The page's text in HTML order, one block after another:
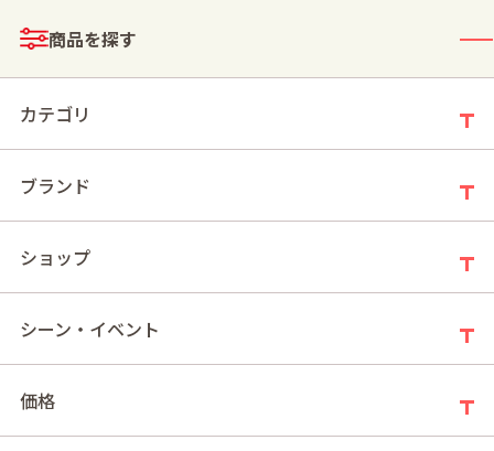
1000円台(2026スプリングギフト)
商品を探す
カテゴリ
ブランド
ショップ
シーン・イベント
価格